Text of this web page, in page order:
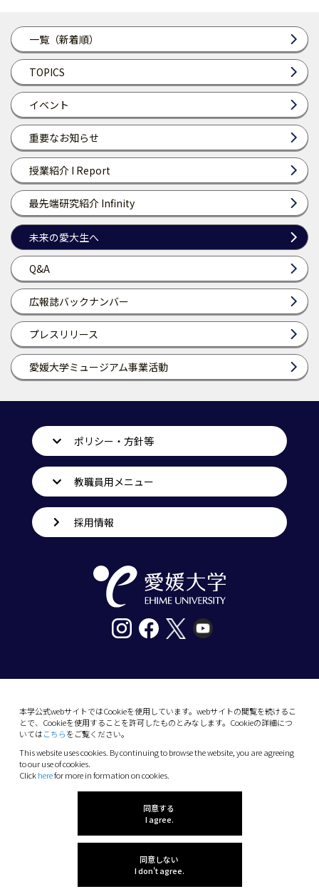
一覧（新着順）
TOPICS
イベント
重要なお知らせ
授業紹介 I Report
最先端研究紹介 Infinity
未来の愛大生へ
Q&A
広報誌バックナンバー
プレスリリース
愛媛大学ミュージアム事業活動
本学公式webサイトではCookieを使用しています。webサイトの閲覧を続けるこ
とで、Cookieを使用することを許可したものとみなします。Cookieの詳細につ
いてはこちらをご覧ください。
This website uses cookies. By continuing to browse the website, you are agreeing
to our use of cookies.
Clickherefor more in formation on cookies.
同意する
I agree.
同意しない
I don't agree.
ポリシー・方針等
教職員用メニュー
採用情報
10-13 Dogo-Himata, Matsuyama, Ehime 790-
Phone: +81 89-927-9000
(C) 2026 Ehime University.